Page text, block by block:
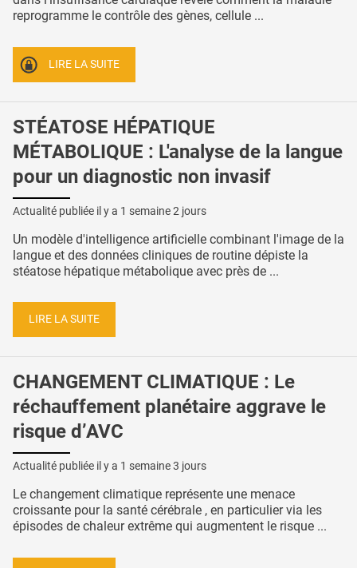
reprogramme le contrôle des gènes, cellule ...
LIRE LA SUITE
STÉATOSE HÉPATIQUE
MÉTABOLIQUE : L'analyse de la langue
pour un diagnostic non invasif
Actualité publiée il y a 1 semaine 2 jours
Un modèle d'intelligence artificielle combinant l'image de la
langue et des données cliniques de routine dépiste la
stéatose hépatique métabolique avec près de ...
LIRE LA SUITE
CHANGEMENT CLIMATIQUE : Le
réchauffement planétaire aggrave le
risque d’AVC
Actualité publiée il y a 1 semaine 3 jours
Le changement climatique représente une menace
croissante pour la santé cérébrale , en particulier via les
épisodes de chaleur extrême qui augmentent le risque ...